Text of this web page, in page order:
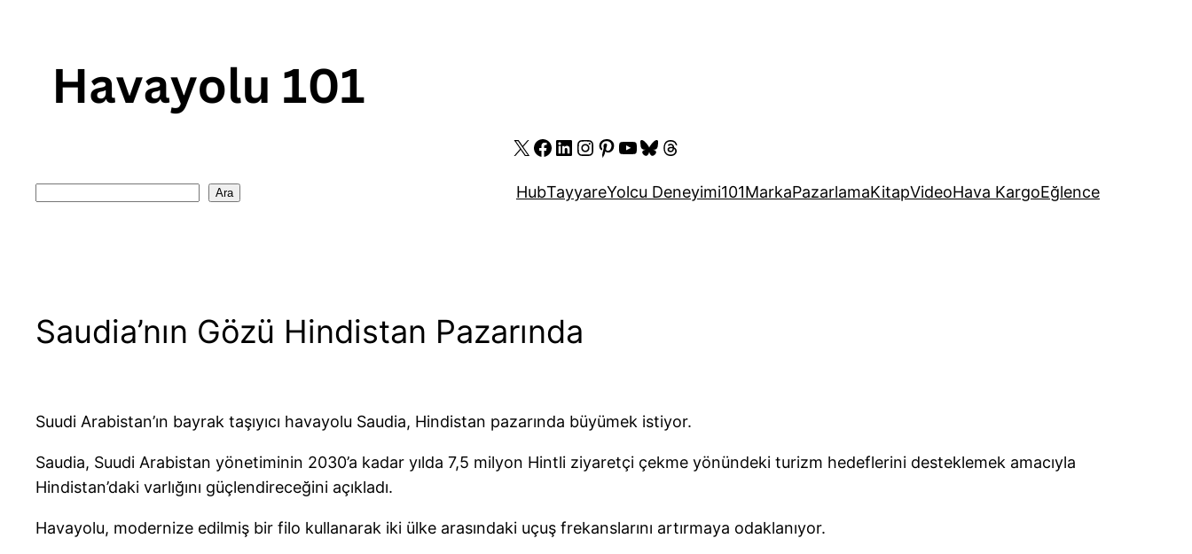
content
X Facebook
LinkedIn
Instagram
Pinterest
YouTube
Bluesky
Threads
Ara HubTayyareYolcu Deneyimi101MarkaPazarlamaKitapVideoHava KargoEğlence
Saudia’nın Gözü Hindistan Pazarında
Suudi Arabistan’ın bayrak taşıyıcı havayolu Saudia, Hindistan pazarında büyümek istiyor.
Saudia, Suudi Arabistan yönetiminin 2030’a kadar yılda 7,5 milyon Hintli ziyaretçi çekme yönündeki turizm hedeflerini desteklemek amacıyla
Hindistan’daki varlığını güçlendireceğini açıkladı.
Havayolu, modernize edilmiş bir filo kullanarak iki ülke arasındaki uçuş frekanslarını artırmaya odaklanıyor.